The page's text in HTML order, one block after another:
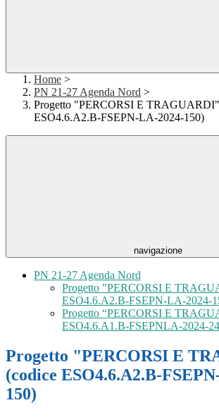
Home >
PN 21-27 Agenda Nord >
Progetto "PERCORSI E
ESO4.6.A2.B-FSEPN-LA-2024-150)
navigazione
PN 21-27 Agenda Nord
Progetto "PERCORSI E
ESO4.6.A2.B-FSEPN-LA-2024-
Progetto “PERCORSI E
ESO4.6.A1.B-FSEPNLA-2024-
Progetto "PERCORSI E
(codice ESO4.6.A2.B-
150)